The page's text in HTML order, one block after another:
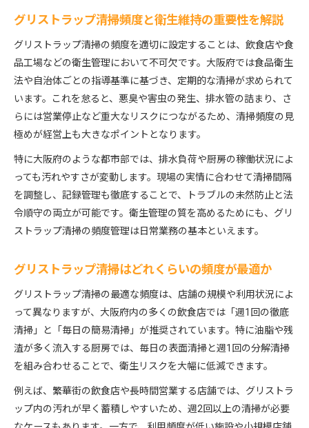
頻度に合わせたグリストラップ清掃の分担方法
大阪府での清掃基準とグリストラップ管理法
大阪府のグリストラップ清掃基準と守るべき頻度
自治体指導に沿ったグリストラップ清掃の流れ
グリストラップ清掃頻度と大阪府の条例の考え方
清掃基準遵守がもたらす営業リスク回避効果
大阪府で求められるグリストラップ清掃方法とは
頻度設定で変わる清掃トラブル防止の実際
グリストラップ清掃頻度で防ぐ詰まりや悪臭の原
因
グリストラップ清掃不足による営業停止のリスク
現場ごとに異なるグリストラップ清掃の最適解
め方
グリストラップ清掃頻度と衛生維持の重要性を解説
グリストラップ清掃の頻度を適切に設定することは、飲食店や食
品工場などの衛生管理において不可欠です。大阪府では食品衛生
法や自治体ごとの指導基準に基づき、定期的な清掃が求められて
います。これを怠ると、悪臭や害虫の発生、排水管の詰まり、さ
らには営業停止など重大なリスクにつながるため、清掃頻度の見
極めが経営上も大きなポイントとなります。
特に大阪府のような都市部では、排水負荷や厨房の稼働状況によ
っても汚れやすさが変動します。現場の実情に合わせて清掃間隔
を調整し、記録管理も徹底することで、トラブルの未然防止と法
令順守の両立が可能です。衛生管理の質を高めるためにも、グリ
ストラップ清掃の頻度管理は日常業務の基本といえます。
グリストラップ清掃はどれくらいの頻度が最適か
グリストラップ清掃の最適な頻度は、店舗の規模や利用状況によ
って異なりますが、大阪府内の多くの飲食店では「週1回の徹底
清掃」と「毎日の簡易清掃」が推奨されています。特に油脂や残
渣が多く流入する厨房では、毎日の表面清掃と週1回の分解清掃
を組み合わせることで、衛生リスクを大幅に低減できます。
例えば、繁華街の飲食店や長時間営業する店舗では、グリストラ
ップ内の汚れが早く蓄積しやすいため、週2回以上の清掃が必要